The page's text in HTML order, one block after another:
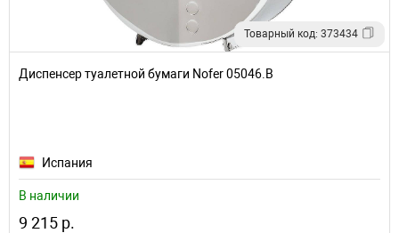
Товарный код: 373434
Диспенсер туалетной бумаги Nofer 05046.B
Испания
В наличии
9 215 р.